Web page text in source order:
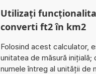
Utilizați
converti ft2 în km2
Folosind acest calculator,
unitatea de măsură
numele întreg al unității